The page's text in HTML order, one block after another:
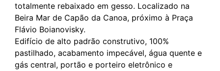
totalmente rebaixado em gesso. Localizado na
Beira Mar de Capão da Canoa, próximo à Praça
Flávio Boianovisky.
Edifício de alto padrão construtivo, 100%
pastilhado, acabamento impecável, água quente e
gás central, portão e porteiro eletrônico e